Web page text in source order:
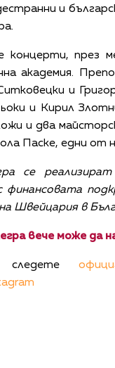
и
концерти, през
академия.
и
и Кирил
и два
Паске, едни
се
финансовата
Швейцария в
вече може да
следете